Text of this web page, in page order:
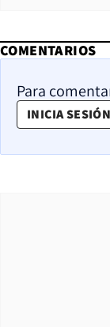
COMENTARIOS
Para
INICIA SESIÓN